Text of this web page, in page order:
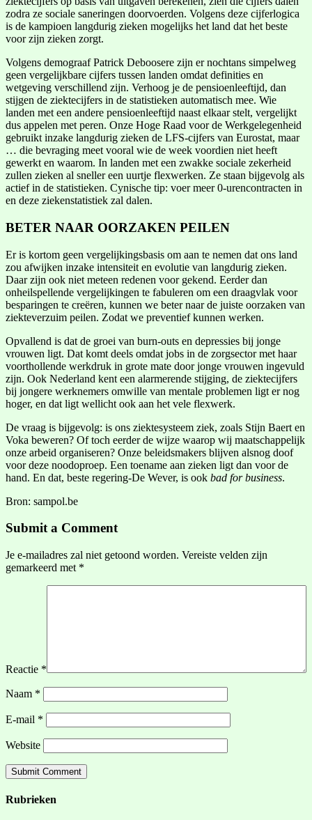
zodra ze sociale saneringen doorvoerden. Volgens deze cijferlogica
is de kampioen langdurig zieken mogelijks het land dat het beste
voor zijn zieken zorgt.
Volgens demograaf Patrick Deboosere zijn er nochtans simpelweg
geen vergelijkbare cijfers tussen landen omdat definities en
wetgeving verschillend zijn. Verhoog je de pensioenleeftijd, dan
stijgen de ziektecijfers in de statistieken automatisch mee. Wie
landen met een andere pensioenleeftijd naast elkaar stelt, vergelijkt
dus appelen met peren. Onze Hoge Raad voor de Werkgelegenheid
gebruikt inzake langdurig zieken de LFS-cijfers van Eurostat, maar
… die bevraging meet vooral wie de week voordien niet heeft
gewerkt en waarom. In landen met een zwakke sociale zekerheid
zullen zieken al sneller een uurtje flexwerken. Ze staan bijgevolg als
actief in de statistieken. Cynische tip: voer meer 0-urencontracten in
en deze ziekenstatistiek zal dalen.
BETER NAAR OORZAKEN PEILEN
Er is kortom geen vergelijkingsbasis om aan te nemen dat ons land
zou afwijken inzake intensiteit en evolutie van langdurig zieken.
Daar zijn ook niet meteen redenen voor gekend. Eerder dan
onheilspellende vergelijkingen te fabuleren om een draagvlak voor
besparingen te creëren, kunnen we beter naar de juiste oorzaken van
ziekteverzuim peilen. Zodat we preventief kunnen werken.
Opvallend is dat de groei van burn-outs en depressies bij jonge
vrouwen ligt. Dat komt deels omdat jobs in de zorgsector met haar
voorthollende werkdruk in grote mate door jonge vrouwen ingevuld
zijn. Ook Nederland kent een alarmerende stijging, de ziektecijfers
bij jongere werknemers omwille van mentale problemen ligt er nog
hoger, en dat ligt wellicht ook aan het vele flexwerk.
De vraag is bijgevolg: is ons ziektesysteem ziek, zoals Stijn Baert en
Voka beweren? Of toch eerder de wijze waarop wij maatschappelijk
onze arbeid organiseren? Onze beleidsmakers blijven alsnog doof
voor deze noodoproep. Een toename aan zieken ligt dan voor de
hand. En dat, beste regering-De Wever, is ook bad for business.
Bron: sampol.be
Submit a Comment
Je e-mailadres zal niet getoond worden. Vereiste velden zijn
gemarkeerd met *
Reactie *
Naam *
E-mail *
Website
Rubrieken